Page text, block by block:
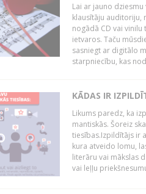
Lai ar jauno
klausītāju auditoriju,
nogādā CD vai
ietvaros. Taču
sasniegt ar digitālo
starpniecību, kas
KĀDAS IR
Likums paredz, ka
mantiskās. Šoreiz
tiesības.Izpildītājs ir
kura atveido lomu,
literāru vai mākslas
vai leļļu